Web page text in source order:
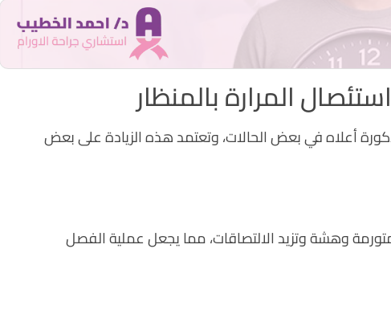
المرارة بالمنظار
أعلاه في بعض الحالات، وتعتمد هذه الزيادة على بعض
وهشة وتزيد الالتصاقات، مما يجعل عملية الفصل